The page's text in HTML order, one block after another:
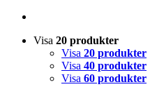
Visa 20 produkter
Visa 20 produkter
Visa 40 produkter
Visa 60 produkter